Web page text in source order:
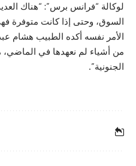
لوكالة “فرانس برس”: “هناك
السوق، وحتى إذا كانت متوفرة
الأمر نفسه أكده الطبيب هشام
من أشياء لم نعهدها في الماضي،
الجنونية”.